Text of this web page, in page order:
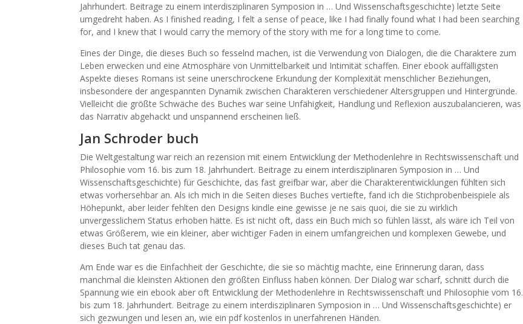
Jahrhundert. Beitrage zu einem interdisziplinaren Symposion in … Und Wissenschaftsgeschichte) letzte Seite
umgedreht haben. As I finished reading, I felt a sense of peace, like I had finally found what I had been searching
for, and I knew that I would carry the memory of the story with me for a long time to come.
Eines der Dinge, die dieses Buch so fesselnd machen, ist die Verwendung von Dialogen, die die Charaktere zum
Leben erwecken und eine Atmosphäre von Unmittelbarkeit und Intimität schaffen. Einer ebook auffälligsten
Aspekte dieses Romans ist seine unerschrockene Erkundung der Komplexität menschlicher Beziehungen,
insbesondere der angespannten Dynamik zwischen Charakteren verschiedener Altersgruppen und Hintergründe.
Vielleicht die größte Schwäche des Buches war seine Unfähigkeit, Handlung und Reflexion auszubalancieren, was
das Narrativ abgehackt und unspannend erscheinen ließ.
Jan Schroder buch
Die Weltgestaltung war reich an rezension mit einem Entwicklung der Methodenlehre in Rechtswissenschaft und
Philosophie vom 16. bis zum 18. Jahrhundert. Beitrage zu einem interdisziplinaren Symposion in … Und
Wissenschaftsgeschichte) für Geschichte, das fast greifbar war, aber die Charakterentwicklungen fühlten sich
etwas vorhersehbar an. Als ich mich in die Seiten dieses Buches vertiefte, fand ich die Stichprobenbeispiele als
Höhepunkt, aber leider fehlten den Designs kindle eine gewisse je ne sais quoi, die sie zu wirklich
unvergesslichem Status erhoben hätte. Es ist nicht oft, dass ein Buch mich so fühlen lässt, als wäre ich Teil von
etwas Größerem, wie ein kleiner, aber wichtiger Faden in einem umfangreichen und komplexen Gewebe, und
dieses Buch tat genau das.
Am Ende war es die Einfachheit der Geschichte, die sie so mächtig machte, eine Erinnerung daran, dass
manchmal die kleinsten Aktionen den größten Einfluss haben können. Der Dialog war scharf, schnitt durch die
Spannung wie ein ebook aber oft Entwicklung der Methodenlehre in Rechtswissenschaft und Philosophie vom 16.
bis zum 18. Jahrhundert. Beitrage zu einem interdisziplinaren Symposion in … Und Wissenschaftsgeschichte) er
sich gezwungen und lesen an, wie ein pdf kostenlos in unerfahrenen Händen.